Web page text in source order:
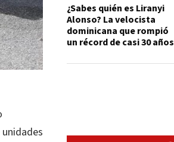
unidades
¿Sabes quién es Liranyi
Alonso? La velocista
dominicana que rompió
un récord de casi 30 años